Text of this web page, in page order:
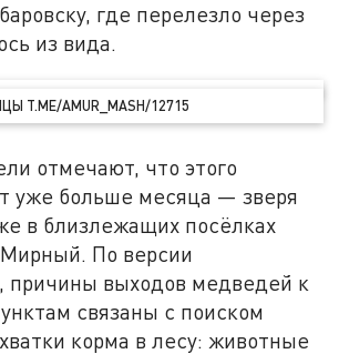
где перелезло через
из вида.
T.ME/AMUR_MASH/12715
отмечают, что этого
уже больше месяца — зверя
в близлежащих посёлках
По версии
причины выходов медведей к
связаны с поиском
корма в лесу: животные